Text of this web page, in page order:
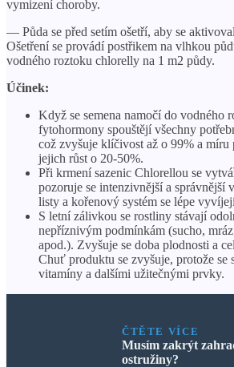
vymizení choroby.
— Půda se před setím ošetří, aby se
Ošetření se provádí postřikem na vlhkou
vodného roztoku chlorelly na 1 m2 půdy.
Účinek:
Když se semena namočí do vodného
fytohormony spouštějí všechny
což zvyšuje klíčivost až o 99% a míru
jejich růst o 20-50%.
Při krmení sazenic Chlorellou se
pozoruje se intenzivnější a správnější
listy a kořenový systém se lépe
S letní zálivkou se rostliny stávají
nepříznivým podmínkám (sucho,
apod.). Zvyšuje se doba plodnosti a
Chuť produktu se zvyšuje, protože se
vitamíny a dalšími užitečnými prvky.
ČTĚTE VÍCE
Musím zakrýt
ostružiny?